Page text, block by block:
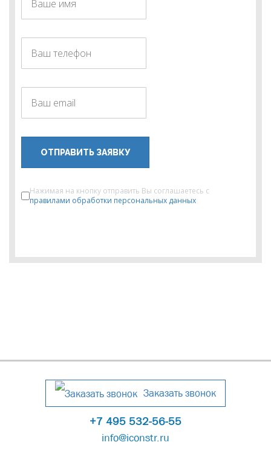
ОТПРАВИТЬ ЗАЯВКУ
Нажимая на кнопку отправить Вы соглашаетесь с
правилами обработки персональных данных
Заказать звонок
+7 495 532-56-55
info@iconstr.ru